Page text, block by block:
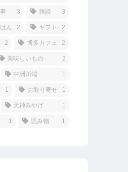
3 雑談 3
ん 2 ギフト 2
2 博多カフェ 2
美味しいもの 2
中洲川端 1
1 お取り寄せ 1
天神みやげ 1
1 読み物 1